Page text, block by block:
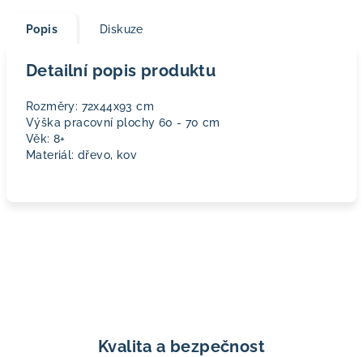
Popis Diskuze
Detailní popis produktu
Rozměry: 72x44x93 cm
Výška pracovní plochy 60 - 70 cm
Věk: 8+
Materiál: dřevo, kov
Kvalita a bezpečnost